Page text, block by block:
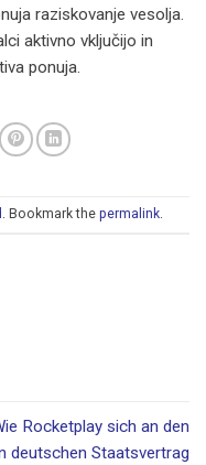
raziskovanje vesolja.
aktivno vključijo in
ponuja.
. Bookmark the permalink.
Rocketplay sich an den
deutschen Staatsvertrag